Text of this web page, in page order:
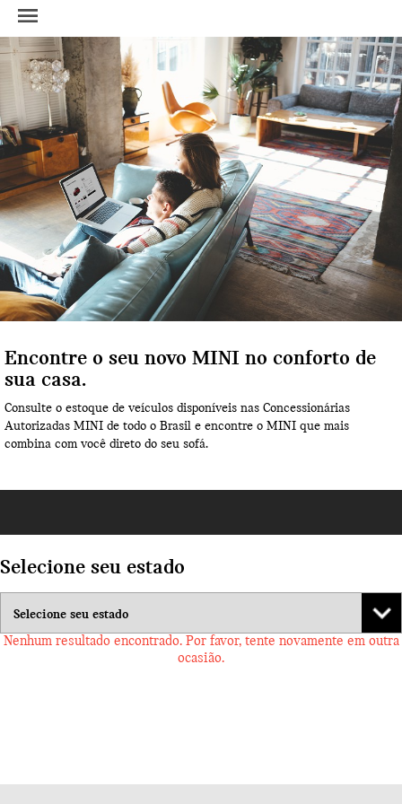
Encontre o seu novo MINI no conforto de
sua casa.
Consulte o estoque de veículos disponíveis nas Concessionárias
Autorizadas MINI de todo o Brasil e encontre o MINI que mais
combina com você direto do seu sofá.
Selecione seu estado
Nenhum resultado encontrado. Por favor, tente novamente em outra
ocasião.